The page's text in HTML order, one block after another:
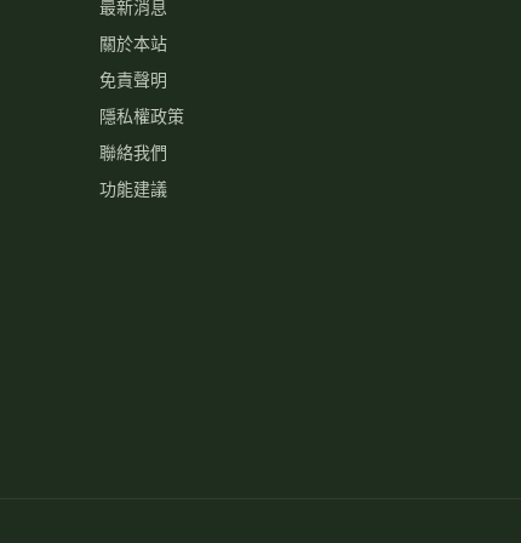
最新消息
關於本站
免責聲明
隱私權政策
聯絡我們
功能建議